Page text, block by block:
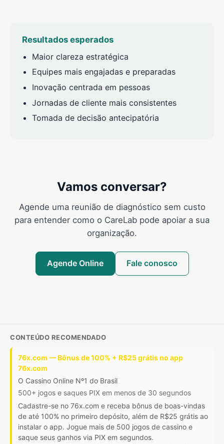
Resultados esperados
Maior clareza estratégica
Equipes mais engajadas e preparadas
Inovação centrada em pessoas
Jornadas de cliente mais consistentes
Tomada de decisão antecipatória
Vamos conversar?
Agende uma reunião de diagnóstico sem custo
para entender como o CareLab pode apoiar a sua
organização.
Agende Online Fale conosco
CONTEÚDO RECOMENDADO
76x.com — Bônus de 100% + R$25 grátis no app
76x.com
O Cassino Online Nº1 do Brasil
500+ jogos e saques PIX em menos de 30 segundos
Cadastre-se no 76x.com e receba bônus de boas-vindas
de até 100% no primeiro depósito, além de R$25 grátis ao
instalar o app. Jogue mais de 500 jogos de cassino e
saque seus ganhos via PIX em segundos.